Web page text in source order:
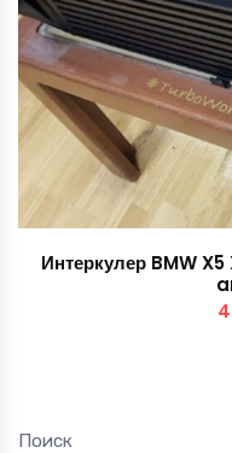
Поиск
Интеркулер BMW